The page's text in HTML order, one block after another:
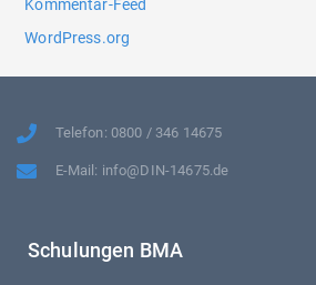
Kommentar-Feed
WordPress.org
Telefon: 0800 / 346 14675
E-Mail: info@DIN-14675.de
Schulungen BMA